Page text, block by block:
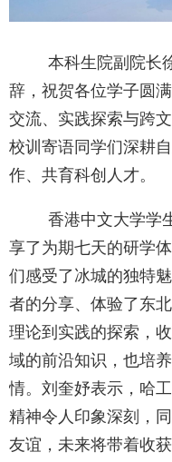
本科生院副院长
辞，祝贺各位学子圆
交流、实践探索与跨
校训寄语同学们深耕
作、共育科创人才。
香港中文大学学
享了为期七天的研学
们感受了冰城的独特
者的分享、体验了东
理论到实践的探索，
域的前沿知识，也培
情。刘奎妤表示，哈
精神令人印象深刻，
友谊，未来将带着收